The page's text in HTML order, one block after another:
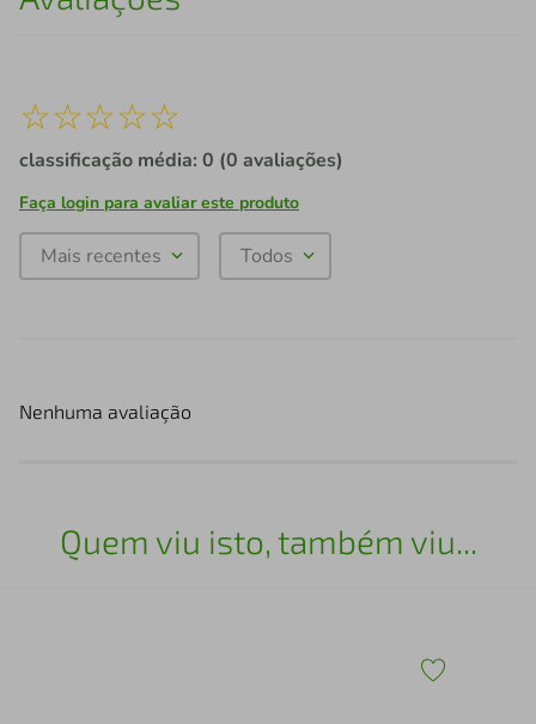
☆☆☆☆☆
classificação média: 0 (0 avaliações)
Faça login para avaliar este produto
Mais recentes Todos
Nenhuma avaliação
Quem viu isto, também viu...